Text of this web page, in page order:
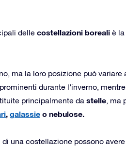
delle costellazioni boreali è la
ma la loro posizione può
durante l’inverno,
principalmente da stelle, ma
, galassie o nebulose.
una costellazione possono